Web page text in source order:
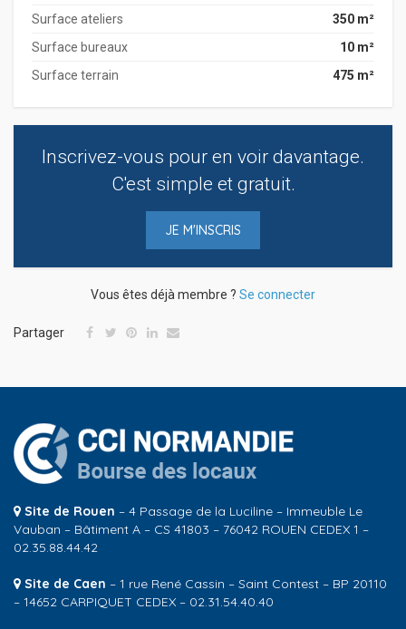
Surface ateliers
350 m²
Surface bureaux
10 m²
Surface terrain
475 m²
Inscrivez-vous pour en voir davantage.
C'est simple et gratuit.
JE M'INSCRIS
Vous êtes déjà membre ? Se connecter
Partager
Site de Rouen – 4 Passage de la Luciline – Immeuble Le
Vauban – Bâtiment A – CS 41803 – 76042 ROUEN CEDEX 1 –
02.35.88.44.42
Site de Caen – 1 rue René Cassin – Saint Contest – BP 20110
– 14652 CARPIQUET CEDEX – 02.31.54.40.40